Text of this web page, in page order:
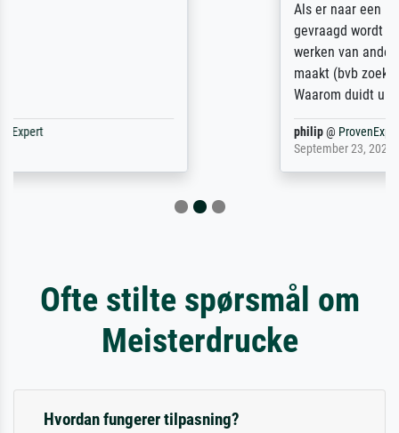
gevraagd wordt krijg je ook een aantal
werken van andere wat het onoverzichtelijk
maakt (bvb zoek Ros = ook Rops, Rose etc).
Ofte stilte spørsmål om
Meisterdrucke
Hvordan fungerer tilpasning?